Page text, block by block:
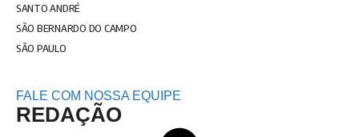
SANTO ANDRÉ
SÃO BERNARDO DO CAMPO
SÃO PAULO
FALE COM NOSSA EQUIPE
REDAÇÃO